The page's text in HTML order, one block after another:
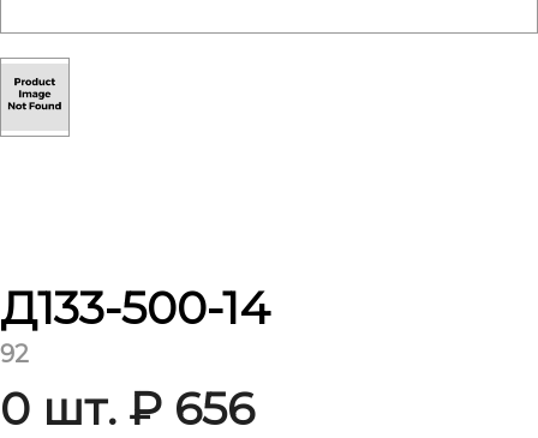
Д133-500-14
92
0 шт. ₽ 656